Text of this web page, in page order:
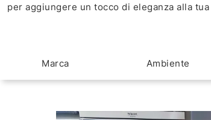
per aggiungere un tocco di eleganza alla
Marca Ambiente